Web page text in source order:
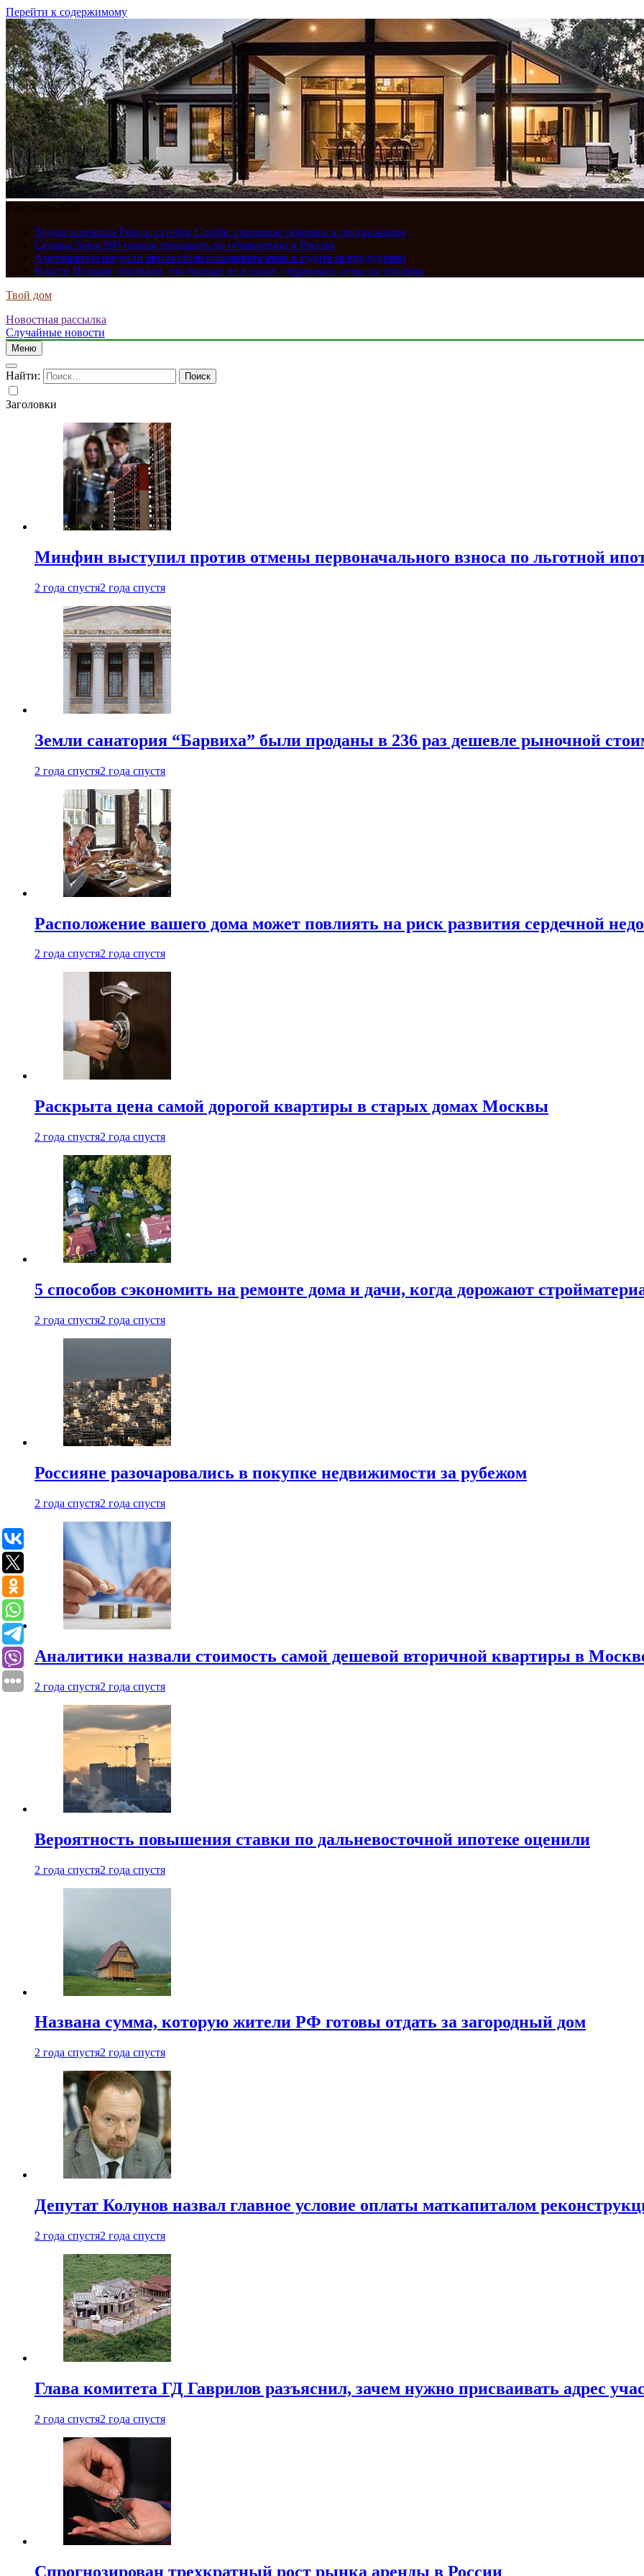
Перейти к содержимому
7 августа, 2026
Toyota освежила Prius и хэтчбек Corolla: скромные обновки и подорожание
Седаны Senat 900 начали продавать по объявлению в России
Американцы научили автомобиль показывать язык и ездить за продуктами
Власти Польши признали, что больше не в силах сдерживать цены на топливо
Твой дом
Новостная рассылка
Случайные новости
Меню
Найти:
Заголовки
Минфин выступил против отмены первоначального взноса по льготной
2 года спустя2 года спустя
Земли санатория “Барвиха” были проданы в 236 раз дешевле рыночной
2 года спустя2 года спустя
Расположение вашего дома может повлиять на риск развития сердечной
2 года спустя2 года спустя
Раскрыта цена самой дорогой квартиры в старых домах Москвы
2 года спустя2 года спустя
5 способов сэкономить на ремонте дома и дачи, когда дорожают
2 года спустя2 года спустя
Россияне разочаровались в покупке недвижимости за рубежом
2 года спустя2 года спустя
Аналитики назвали стоимость самой дешевой вторичной квартиры в
2 года спустя2 года спустя
Вероятность повышения ставки по дальневосточной ипотеке оценили
2 года спустя2 года спустя
Названа сумма, которую жители РФ готовы отдать за загородный дом
2 года спустя2 года спустя
Депутат Колунов назвал главное условие оплаты маткапиталом
2 года спустя2 года спустя
Глава комитета ГД Гаврилов разъяснил, зачем нужно присваивать адрес
2 года спустя2 года спустя
Спрогнозирован трехкратный рост рынка аренды в России